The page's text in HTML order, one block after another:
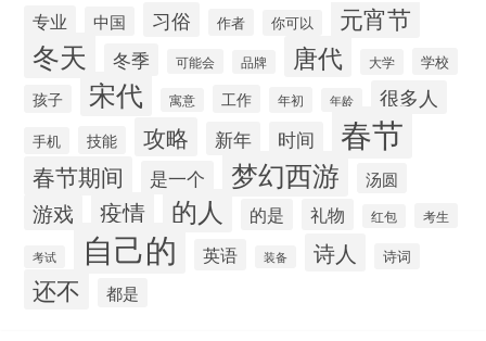
专业 中国 习俗 作者 你可以 元宵节
冬天 冬季 可能会 品牌 唐代 大学 学校
孩子 宋代 寓意 工作 年初 年龄 很多人
手机 技能 攻略 新年 时间 春节
春节期间 是一个 梦幻西游 汤圆
游戏 疫情 的人 的是 礼物 红包 考生
考试 自己的 英语 装备 诗人 诗词
还不 都是